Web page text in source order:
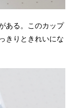
ある。このカップ
きりときれいにな